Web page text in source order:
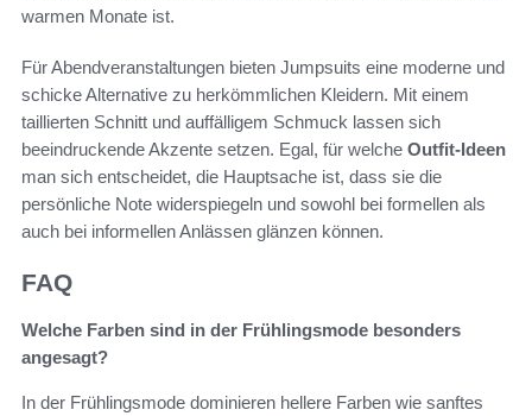
warmen Monate ist.
Für Abendveranstaltungen bieten Jumpsuits eine moderne und
schicke Alternative zu herkömmlichen Kleidern. Mit einem
taillierten Schnitt und auffälligem Schmuck lassen sich
beeindruckende Akzente setzen. Egal, für welche Outfit-Ideen
man sich entscheidet, die Hauptsache ist, dass sie die
persönliche Note widerspiegeln und sowohl bei formellen als
auch bei informellen Anlässen glänzen können.
FAQ
Welche Farben sind in der Frühlingsmode besonders
angesagt?
In der Frühlingsmode dominieren hellere Farben wie sanftes